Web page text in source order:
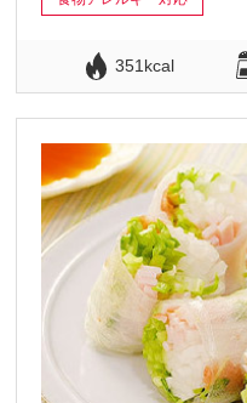
351kcal